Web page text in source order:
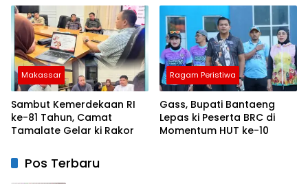
Kasian”
Keselamatan
Makassar
Sambut Kemerdekaan RI
ke-81 Tahun, Camat
Tamalate Gelar ki Rakor
Ragam Peristiwa
Gass, Bupati Bantaeng
Lepas ki Peserta BRC di
Momentum HUT ke-10
Pos Terbaru